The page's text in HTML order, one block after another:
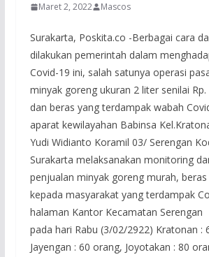
Maret 2, 2022 Mascos
Surakarta, Poskita.co -Berbagai cara
dilakukan pemerintah dalam
Covid-19 ini, salah satunya operasi
minyak goreng ukuran 2 liter senilai Rp.
dan beras yang terdampak wabah
aparat kewilayahan Babinsa
Yudi Widianto Koramil 03/ Serengan
Surakarta melaksanakan monitoring
penjualan minyak goreng murah, beras
kepada masyarakat yang terdampak
halaman Kantor Kecamatan Serengan
pada hari Rabu (3/02/2922) Kratonan :
Jayengan : 60 orang, Joyotakan : 80